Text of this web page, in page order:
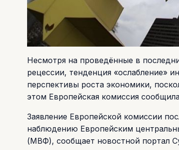
Несмотря на проведённые в
рецессии, тенденция «ослабление»
перспективы роста экономики,
этом Европейская комиссия
Заявление Европейской комиссии
наблюдению Европейским
(МВФ), сообщает новостной портал